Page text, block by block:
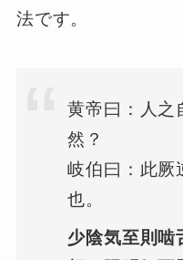
法です。
黄帝曰：人之
然？
岐伯曰：此厥
也。
少陰気至則啮